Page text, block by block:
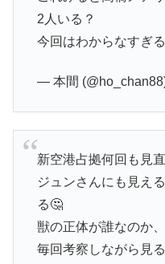
2人いる？
今回はわからなすぎ
— 本間
新空港占拠何回も見
ジュンさんにも見え
る🤔
獣の正体が誰なのか
毎回考察しながら見